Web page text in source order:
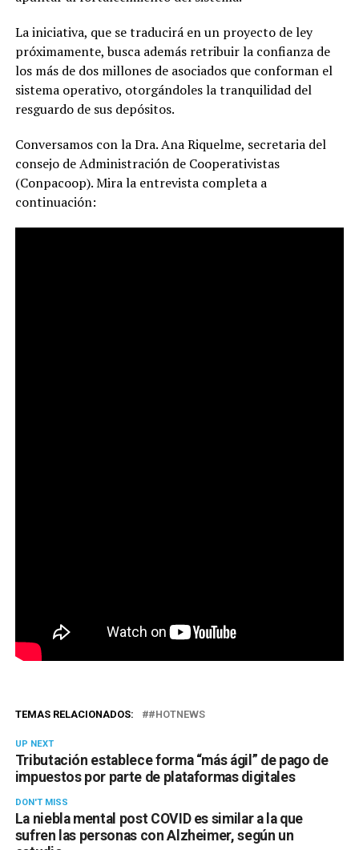
La iniciativa, que se traducirá en un proyecto de ley
próximamente, busca además retribuir la confianza de
los más de dos millones de asociados que conforman el
sistema operativo, otorgándoles la tranquilidad del
resguardo de sus depósitos.
Conversamos con la Dra. Ana Riquelme, secretaria del
consejo de Administración de Cooperativistas
(Conpacoop). Mira la entrevista completa a
continuación:
TEMAS RELACIONADOS: #HOTNEWS
UP NEXT
Tributación establece forma “más ágil” de pago de
impuestos por parte de plataformas digitales
DON'T MISS
La niebla mental post COVID es similar a la que
sufren las personas con Alzheimer, según un